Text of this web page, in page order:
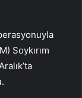
Soykırım